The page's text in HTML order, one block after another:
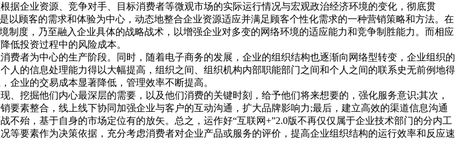
企业资源、竞争对手、目标消费者等微观市场的实际运行情况与宏观政治经济环境的变化，彻底贯
顾客的需求和体验为中心，动态地整合企业资源适应并满足顾客个性化需求的一种营销策略和方法。在
制度，乃至融入企业具体的战略战术，以增强企业对多变的网络环境的适应能力和竞争制胜能力。而相应
低投资过程中的风险成本。
者为中心的生产阶段。同时，随着电子商务的发展，企业的组织结构也逐渐向网络型转变，企业组织的
的信息处理能力得以大幅提高，组织之间、组织机构内部职能部门之间和个人之间的联系史无前例地得
企业的交易成本显著降低，管理效率不断提高。
掘他们内心最深层的需要，以及他们消费的关键时刻，给予他们将来想要的，强化服务意识;其次，
素整合，线上线下协同加强企业与客户的互动沟通，扩大品牌影响力;最后，建立高效的渠道信息沟通
殆，基于自身的市场定位有的放矢。总之，运作好“互联网+”2.0版不再仅仅属于企业技术部门的分内工
要素作为决策依据，充分考虑消费者对企业产品或服务的评价，提高企业组织结构的运行效率和反应速